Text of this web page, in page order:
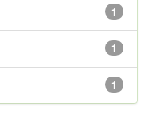
1
1
1